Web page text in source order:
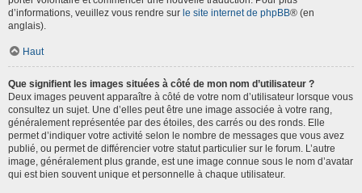
d’informations, veuillez vous rendre sur le site internet de phpBB® (en
anglais).
Haut
Que signifient les images situées à côté de mon nom d’utilisateur ?
Deux images peuvent apparaître à côté de votre nom d’utilisateur lorsque vous
consultez un sujet. Une d’elles peut être une image associée à votre rang,
généralement représentée par des étoiles, des carrés ou des ronds. Elle
permet d’indiquer votre activité selon le nombre de messages que vous avez
publié, ou permet de différencier votre statut particulier sur le forum. L’autre
image, généralement plus grande, est une image connue sous le nom d’avatar
qui est bien souvent unique et personnelle à chaque utilisateur.